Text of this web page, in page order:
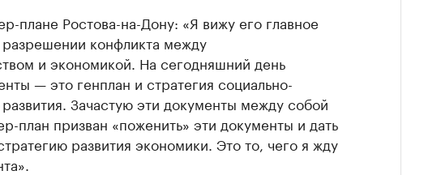
плане Ростова-на-Дону: «Я вижу его главное
конфликта между
и экономикой. На сегодняшний день
— это генплан и стратегия социально-
Зачастую эти документы между собой
план призван «поженить» эти документы и дать
развития экономики. Это то, чего я жду